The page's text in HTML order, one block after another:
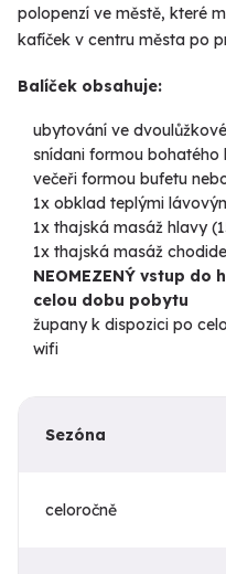
polopenzí ve městě, které
kafíček v centru města po
Balíček obsahuje:
ubytování ve
snídani formou bohatého
večeři formou bufetu
1x obklad teplými
1x thajská masáž hlavy
1x thajská masáž
NEOMEZENÝ vstup
celou dobu pobytu
župany k dispozici po
wifi
Sezóna
celoročně